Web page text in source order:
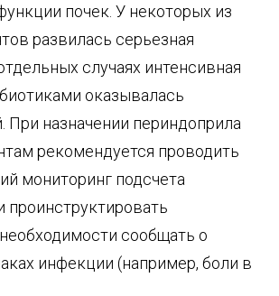
почек. У некоторых из
развилась серьезная
случаях интенсивная
оказывалась
При назначении периндоприла
рекомендуется проводить
мониторинг подсчета
проинструктировать
сообщать о
инфекции (например, боли в